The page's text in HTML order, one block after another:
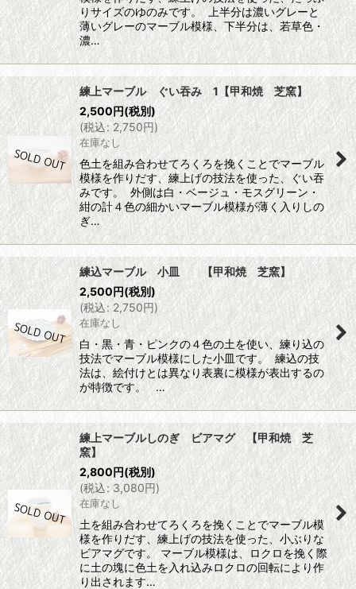
りサイズのゆのみです。 上半分は濃いグレーと
薄いグレーのマーブル模様、下半分は、若草色・
濃…
練上マーブル ぐい吞み 1【甲和焼 芝窯】
2,500円(税別)
(税込: 2,750円)
在庫なし
色土を組み合わせてろくろを挽くことでマーブル
模様を作りだす、練上げの技法を使った、ぐい吞
みです。 外側は白・ベージュ・モスグリーン・
紺の計４色の細かいマーブル模様が薄く入りしの
ぎ…
練込マーブル 小皿 【甲和焼 芝窯】
2,500円(税別)
(税込: 2,750円)
在庫なし
白・黒・青・ピンクの４色の土を使い、練り込の
技法でマーブル模様にした小皿です。 練込の技
法は、絵付けとは異なり表裏に模様が表出するの
が特徴です。 …
練上マーブルしのぎ ビアマグ 【甲和焼 芝
窯】
2,800円(税別)
(税込: 3,080円)
在庫なし
土を組み合わせてろくろを挽くことでマーブル模
様を作りだす、練上げの技法を使った、小ぶりな
ビアマグです。 マーブル模様は、ロクロを挽く際
に土の塊に色土を入れ込みロクロの回転により作
り出されます…